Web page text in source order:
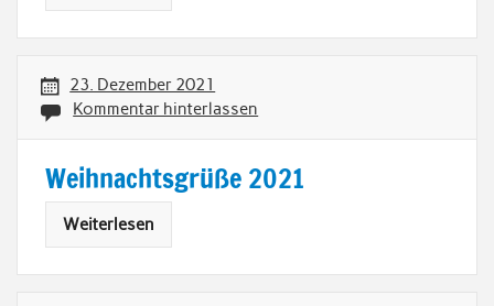
23. Dezember 2021
Kommentar hinterlassen
Weihnachtsgrüße 2021
Weiterlesen